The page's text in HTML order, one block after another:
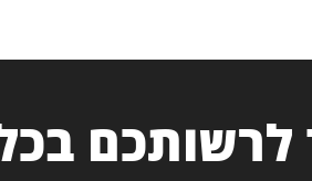
לרשותכם